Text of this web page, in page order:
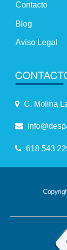
Contacto
Blog
Aviso Legal
C. Molina
618 543